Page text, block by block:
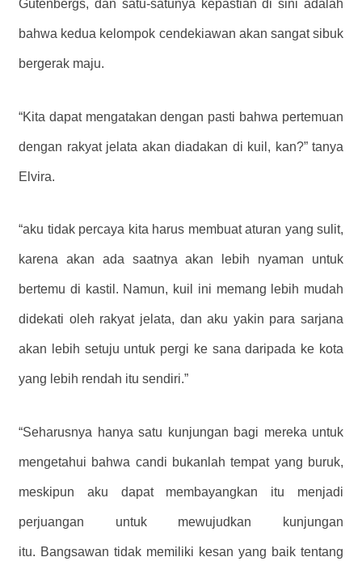
Gutenbergs, dan satu-satunya kepastian di sini adalah
bahwa kedua kelompok cendekiawan akan sangat sibuk
bergerak maju.
“Kita dapat mengatakan dengan pasti bahwa pertemuan
dengan rakyat jelata akan diadakan di kuil, kan?” tanya
Elvira.
“aku tidak percaya kita harus membuat aturan yang sulit,
karena akan ada saatnya akan lebih nyaman untuk
bertemu di kastil. Namun, kuil ini memang lebih mudah
didekati oleh rakyat jelata, dan aku yakin para sarjana
akan lebih setuju untuk pergi ke sana daripada ke kota
yang lebih rendah itu sendiri.”
“Seharusnya hanya satu kunjungan bagi mereka untuk
mengetahui bahwa candi bukanlah tempat yang buruk,
meskipun aku dapat membayangkan itu menjadi
perjuangan untuk mewujudkan kunjungan
itu. Bangsawan tidak memiliki kesan yang baik tentang